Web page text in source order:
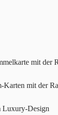
mit der
Karten mit der
Luxury-Design